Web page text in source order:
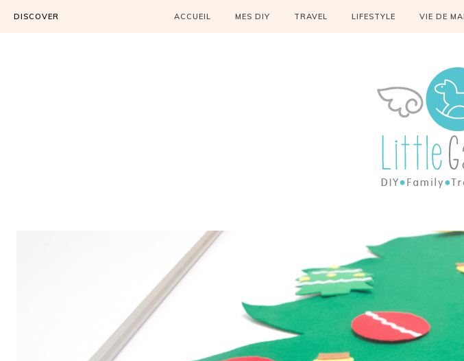
DISCOVER ACCUEIL MES DIY TRAVEL LIFESTYLE VIE DE